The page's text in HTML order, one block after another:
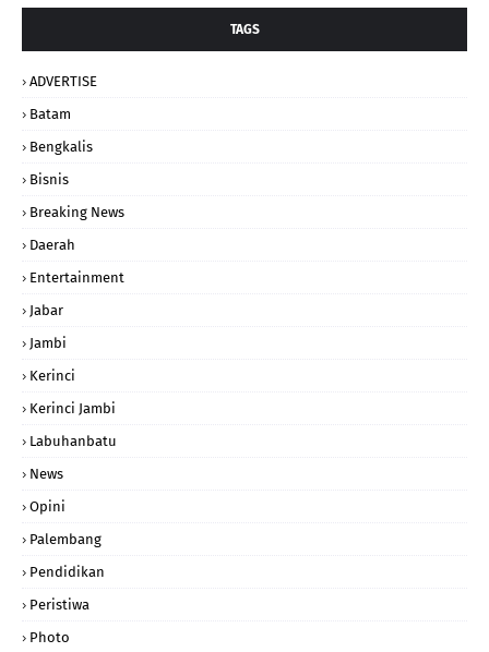
TAGS
ADVERTISE
Batam
Bengkalis
Bisnis
Breaking News
Daerah
Entertainment
Jabar
Jambi
Kerinci
Kerinci Jambi
Labuhanbatu
News
Opini
Palembang
Pendidikan
Peristiwa
Photo